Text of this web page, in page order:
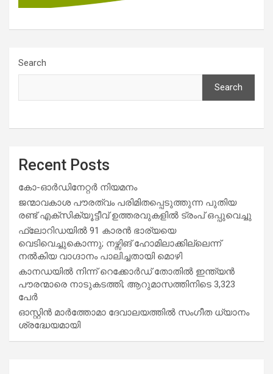
Search
Search
Recent Posts
കോ-ഓർഡിനേറ്റർ നിയമനം
ജന്മാവകാശ പൗരത്വം പരിമിതപ്പെടുത്തുന്ന പുതിയ
രണ്ട് എക്സിക്യൂട്ടീവ് ഉത്തരവുകളിൽ ട്രംപ് ഒപ്പുവെച്ചു
ഫ്ലോറിഡയിൽ 91 കാരൻ ഭാര്യയെ
വെടിവെച്ചുകൊന്നു; നഴ്സിങ് ഹോമിലാക്കില്ലെന്ന്
നൽകിയ വാഗ്ദാനം പാലിച്ചതായി മൊഴി
കാനഡയിൽ നിന്ന് റെക്കോർഡ് തോതിൽ ഇന്ത്യൻ
പൗരന്മാരെ നാടുകടത്തി; ആറുമാസത്തിനിടെ 3,323
പേർ
ഓസ്റ്റിൻ മാർത്തോമാ ദേവാലയത്തിൽ സംഗീത ധ്യാനം
ശ്രദ്ധേയമായി